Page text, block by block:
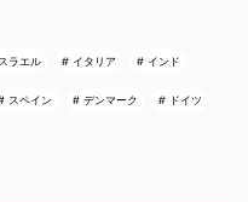
ラエル イタリア インド
スペイン デンマーク ドイツ